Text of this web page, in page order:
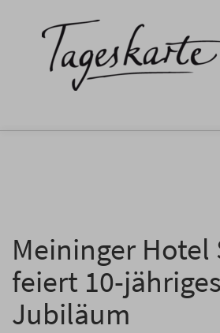
Meininger Hotel
feiert 10-jähriges
Jubiläum
Keine
verpassen!
E-Mail*